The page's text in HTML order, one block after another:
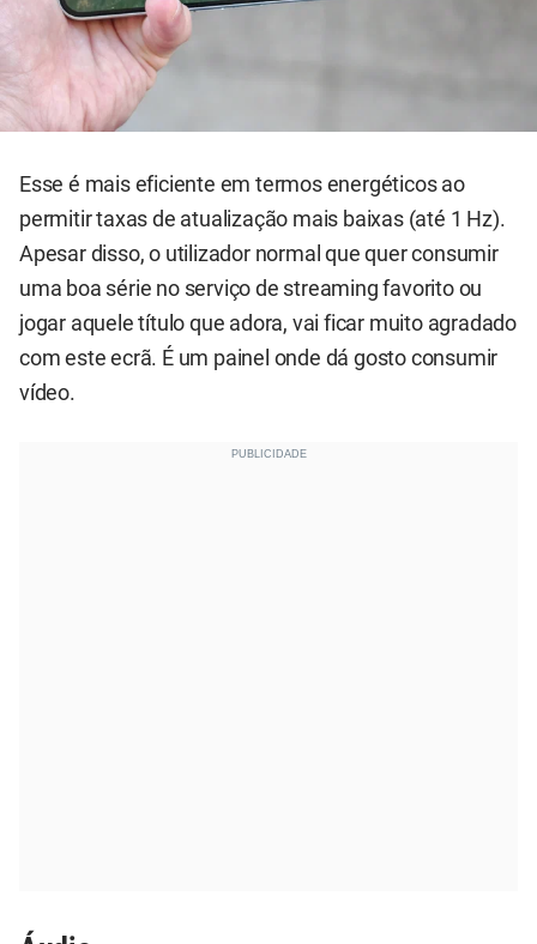
Esse é mais eficiente em termos energéticos ao
permitir taxas de atualização mais baixas (até 1 Hz).
Apesar disso, o utilizador normal que quer consumir
uma boa série no serviço de streaming favorito ou
jogar aquele título que adora, vai ficar muito agradado
com este ecrã. É um painel onde dá gosto consumir
vídeo.